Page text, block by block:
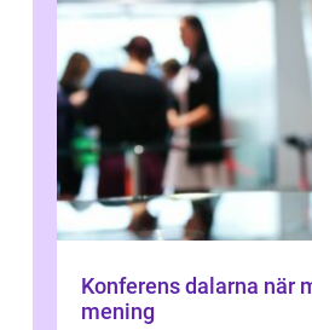
Konferens dalarna när möten får mer
mening